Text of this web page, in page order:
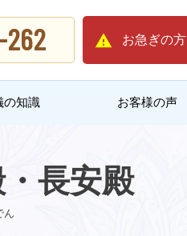
お急ぎの方
の知識 お客様の声
長安殿
ん